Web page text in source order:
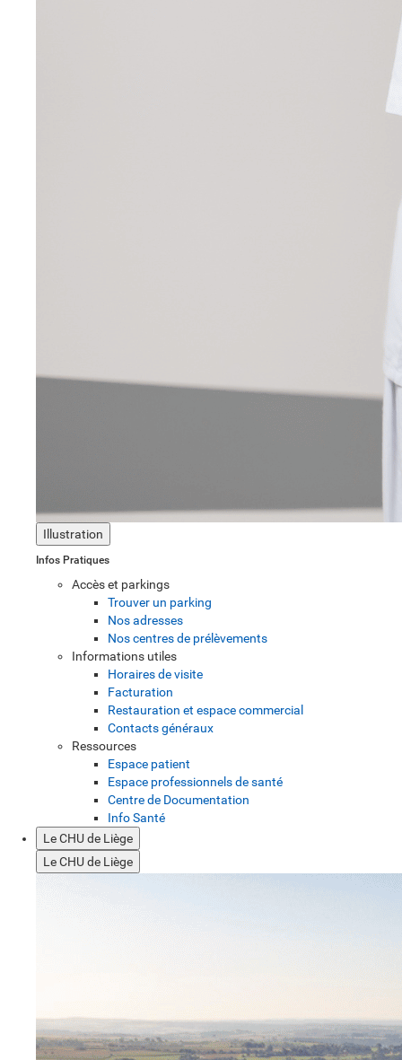
Illustration
Infos Pratiques
Accès et parkings
Trouver un parking
Nos adresses
Nos centres de prélèvements
Informations utiles
Horaires de visite
Facturation
Restauration et espace commercial
Contacts généraux
Ressources
Espace patient
Espace professionnels de santé
Centre de Documentation
Info Santé
Le CHU de Liège
Le CHU de Liège